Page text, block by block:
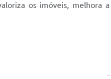
os imóveis, melhora